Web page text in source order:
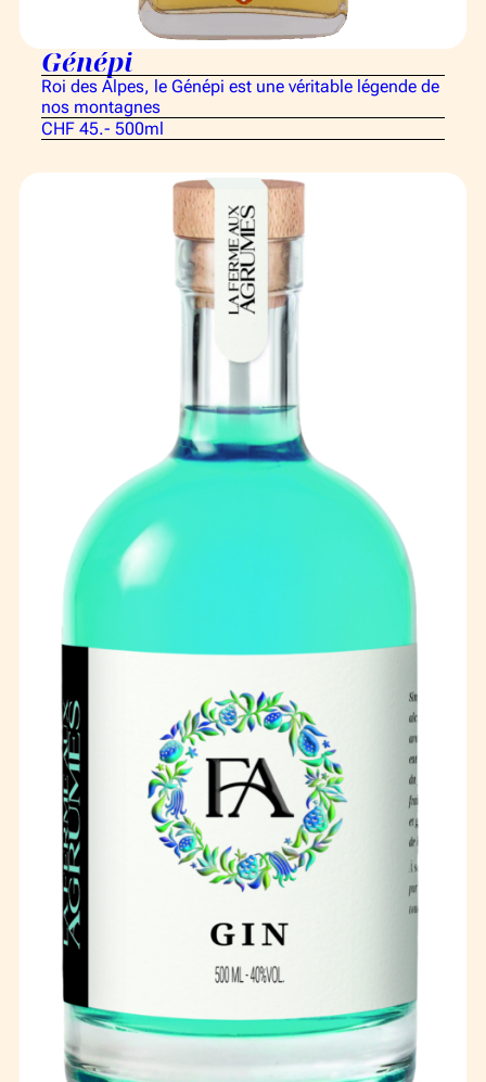
Génépi
Roi des Alpes, le Génépi est une véritable légende de
nos montagnes
CHF 45.- 500ml